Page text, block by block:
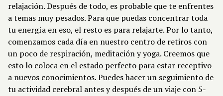
relajación. Después de todo, es probable que te enfrentes
a temas muy pesados. Para que puedas concentrar toda
tu energía en eso, el resto es para relajarte. Por lo tanto,
comenzamos cada día en nuestro centro de retiros con
un poco de respiración, meditación y yoga. Creemos que
esto lo coloca en el estado perfecto para estar receptivo
a nuevos conocimientos. Puedes hacer un seguimiento de
tu actividad cerebral antes y después de un viaje con 5-